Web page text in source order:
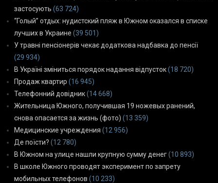
застосують (63 724)
“Голый” отдых: нудистский пляж в Южном оказался в списке
лучших в Украине (39 501)
У травні пенсіонерів чекає додаткова надбавка до пенсії
(29 934)
В Україні зміниться порядок надання відпусток(18 720)
Продаж квартир (16 945)
Телефонний довідник(14 668)
Жительница Южного, получившая 19 ножевых ранений,
снова опасается за жизнь (фото) (13 359)
Медицинские учреждения (12 956)
Де поїсти? (12 780)
В Южном на улице нашли крупную сумму денег(10 893)
В школе Южного проводят эксперимент по запрету
мобильных телефонов (10 233)